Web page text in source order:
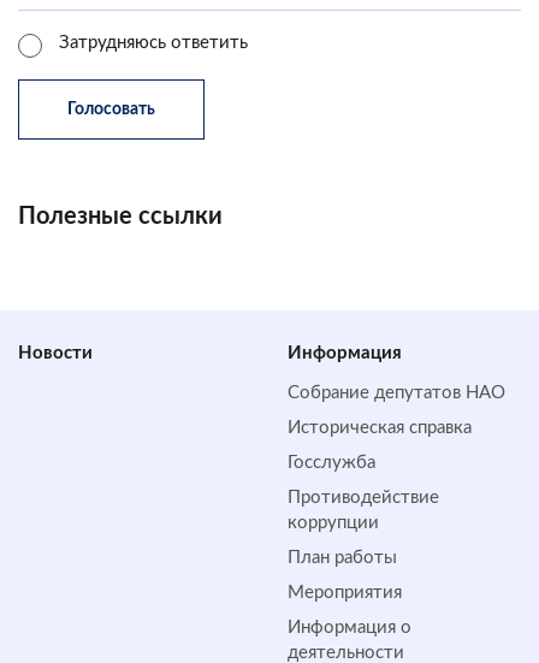
Затрудняюсь ответить
Полезные ссылки
Новости Информация
Собрание депутатов НАО
Историческая справка
Госслужба
Противодействие
коррупции
План работы
Мероприятия
Информация о
деятельности